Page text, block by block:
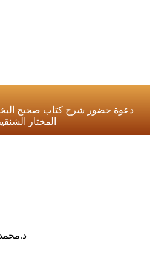
دعوة حضور شرح كتاب صحيح
المختار